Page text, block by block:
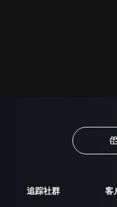
追踪社群 客